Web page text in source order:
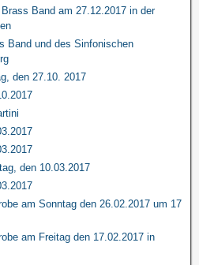
Band am 27.12.2017 in der
Band und des Sinfonischen
den 27.10. 2017
den 10.03.2017
am Sonntag den 26.02.2017 um 17
am Freitag den 17.02.2017 in